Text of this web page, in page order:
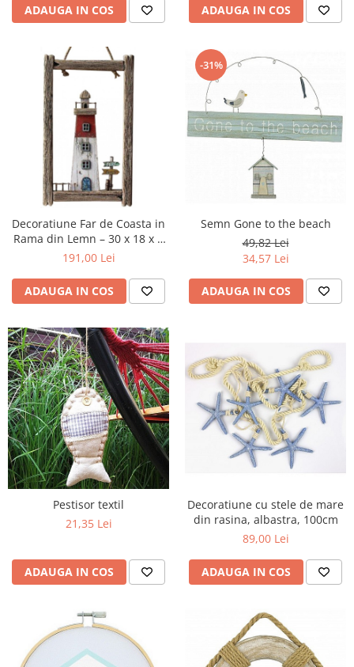
ADAUGA IN COS ADAUGA IN COS
Decoratiune Far de Coasta in
Rama din Lemn – 30 x 18 x 2
cm
191,00 Lei
ADAUGA IN COS
-31%
Semn Gone to the beach
49,82 Lei
34,57 Lei
ADAUGA IN COS
Pestisor textil
21,35 Lei
ADAUGA IN COS
Decoratiune cu stele de mare
din rasina, albastra, 100cm
89,00 Lei
ADAUGA IN COS